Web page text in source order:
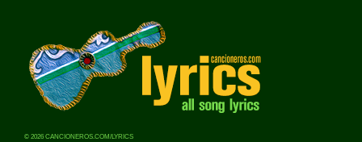
© 2026 CANCIONEROS.COM/LYRICS